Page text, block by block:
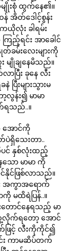
းစုံ ထွက်နေ၏။
အိတ်ဒေါင့်စွန်း
လုံး ခါရမ်း
ည့်ရင်း အာခေါင်
မ်းလေးများကို
ျိုချနေမိသည်။
ြီး ခုနေ လီး
းများသွားမ
လွန်း၍ မာမာ
သည်..။
ောင်ကို
ရှိသေးတာ..
င် နှစ်လုံးထည့်
ော မာမာ ကို
နိုင်ဖြစ်လာသည်။
အကွာအရောက်
မထိရဲပြန်..။
ောင်နေရသည့် မာ
လိုက်ရတော့ အောင်
ြင့် လီးကိုကိုင်၍
း ကာမဆိပ်တက်